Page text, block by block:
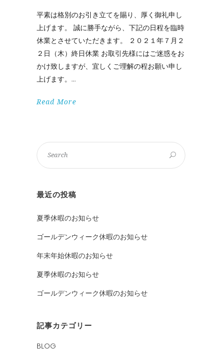
平素は格別のお引き立てを賜り、厚く御礼申し
上げます。 誠に勝手ながら、下記の日程を臨時
休業とさせていただきます。 ２０２１年７月２
２日（木）終日休業 お取引先様にはご迷惑をお
かけ致しますが、宜しくご理解の程お願い申し
上げます。
Read More
最近の投稿
夏季休暇のお知らせ
ゴールデンウィーク休暇のお知らせ
年末年始休暇のお知らせ
夏季休暇のお知らせ
ゴールデンウィーク休暇のお知らせ
記事カテゴリー
BLOG